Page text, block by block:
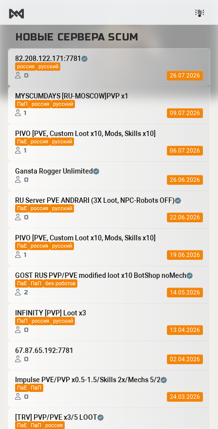
НОВЫЕ СЕРВЕРА SCUM
82.208.122.171:7781
россия русский
0 26.07.2026
MYSCUMDAYS [RU-MOSCOW]PVP x1
ПвП россия русский
1 09.07.2026
PIVO [PVE, Custom Loot x10, Mods, Skills x10]
ПвЕ россия русский
1 06.07.2026
Gansta Rogger Unlimited
0
26.06.2026
RU Server PVE ANDRARI (3Х Loot, NPC-Robots OFF)
ПвЕ россия русский
0 22.06.2026
PIVO [PVE, Custom Loot x10, Mods, Skills x10]
ПвЕ россия русский
1 19.06.2026
GOST RUS PVP/PVE modified loot x10 BotShop noMech
ПвЕ ПвП без роботов
2 14.05.2026
INFINITY [PVP] Loot x3
ПвП россия русский
0 13.04.2026
67.87.65.192:7781
0
02.04.2026
Impulse PVE/PVP x0.5-1.5/Skills 2x/Mechs 5/2
ПвЕ ПвП
0 24.03.2026
[TRV] PVP/PVE x3/5 LOOT
ПвЕ ПвП россия